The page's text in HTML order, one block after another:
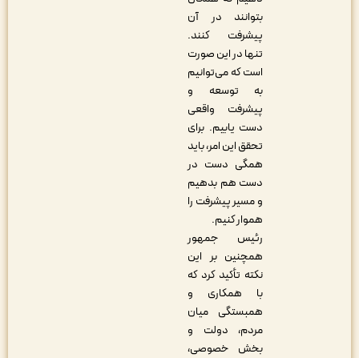
بتوانند در آن
پیشرفت کنند.
تنها در این صورت
است که می‌توانیم
به توسعه و
پیشرفت واقعی
دست یابیم. برای
تحقق این امر، باید
همگی دست در
دست هم بدهیم
و مسیر پیشرفت را
هموار کنیم.
رئیس جمهور
همچنین بر این
نکته تأکید کرد که
با همکاری و
همبستگی میان
مردم، دولت و
بخش خصوصی،